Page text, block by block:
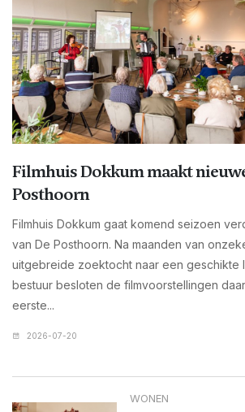
Filmhuis Dokkum maakt
Posthoorn
Filmhuis Dokkum gaat komend seizoen
van De Posthoorn. Na maanden van
uitgebreide zoektocht naar een geschikte
bestuur besloten de filmvoorstellingen
eerste...
2026-07-20
WONEN